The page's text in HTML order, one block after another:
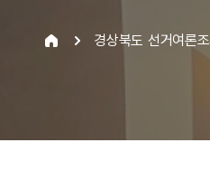
경상북도 선거여론